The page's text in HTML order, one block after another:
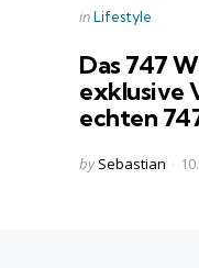
Categories
Posted
inLifestyle
Das 747
exklusive
echten
Posted
by Sebastian